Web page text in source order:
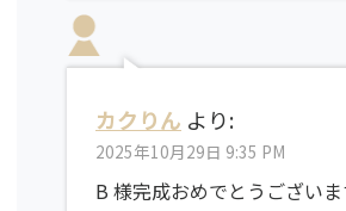
カクりん より:
2025年10月29日 9:35 PM
B 様完成おめでとうござい